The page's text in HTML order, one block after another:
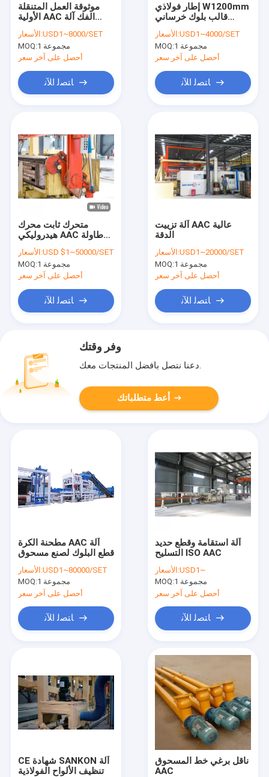
موثوقة العمل المتنقلة
الأولية AAC الفك آلة
الكسارة
الأسعار:USD1~8000/SET
MOQ:
1 مجموعة
أحصل على آخر سعر
ﺎﺘﺼﻟ ﺍﻶﻧ
إطار فولاذي W1200mm
قالب بلوك خرساني
للصب
الأسعار:USD1~4000/SET
MOQ:
1 مجموعة
أحصل على آخر سعر
ﺎﺘﺼﻟ ﺍﻶﻧ
متحرك ثابت محرك
هيدروليكي AAC طاولة
إمالة
الأسعار:USD $1~50000/SET
MOQ:
1 مجموعة
أحصل على آخر سعر
ﺎﺘﺼﻟ ﺍﻶﻧ
آلة تزييت AAC عالية
الدقة
الأسعار:USD1~20000/SET
MOQ:
1 مجموعة
أحصل على آخر سعر
ﺎﺘﺼﻟ ﺍﻶﻧ
وفر وقتك
دعنا نتصل بأفضل المنتجات معك.
أعط متطلباتك
مطحنة الكرة AAC آلة
قطع البلوك لصنع مسحوق
الأسعار:USD1~80000/SET
MOQ:
1 مجموعة
أحصل على آخر سعر
ﺎﺘﺼﻟ ﺍﻶﻧ
آلة استقامة وقطع حديد
التسليح ISO AAC
الأسعار:USD1~
MOQ:
1 مجموعة
أحصل على آخر سعر
ﺎﺘﺼﻟ ﺍﻶﻧ
CE شهادة SANKON آلة
تنظيف الألواح الفولاذية
ناقل برغي خط المسحوق
AAC